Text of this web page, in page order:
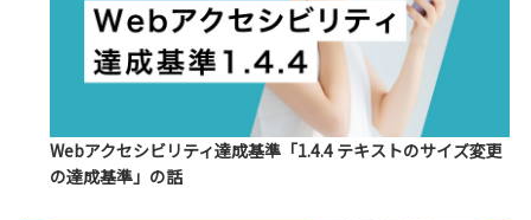
Webアクセシビリティ達成基準「1.4.4 テキストのサイズ変更
の達成基準」の話